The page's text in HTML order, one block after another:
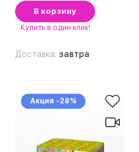
В корзину
Купить в один клик!
Доставка: завтра
Акция -28%